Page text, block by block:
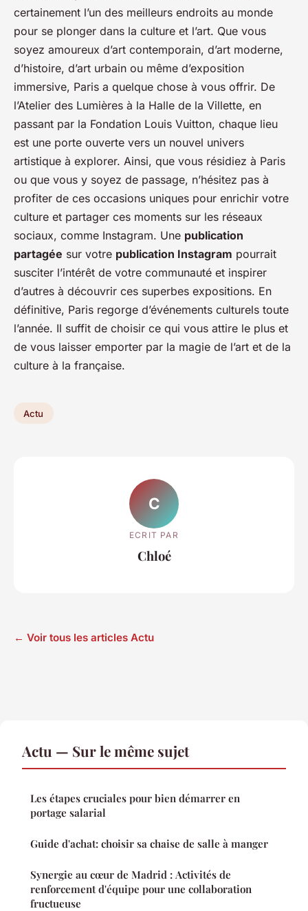
certainement l’un des meilleurs endroits au monde
pour se plonger dans la culture et l’art. Que vous
soyez amoureux d’art contemporain, d’art moderne,
d’histoire, d’art urbain ou même d’exposition
immersive, Paris a quelque chose à vous offrir. De
l’Atelier des Lumières à la Halle de la Villette, en
passant par la Fondation Louis Vuitton, chaque lieu
est une porte ouverte vers un nouvel univers
artistique à explorer. Ainsi, que vous résidiez à Paris
ou que vous y soyez de passage, n’hésitez pas à
profiter de ces occasions uniques pour enrichir votre
culture et partager ces moments sur les réseaux
sociaux, comme Instagram. Une publication
partagée sur votre publication Instagram pourrait
susciter l’intérêt de votre communauté et inspirer
d’autres à découvrir ces superbes expositions. En
définitive, Paris regorge d’événements culturels toute
l’année. Il suffit de choisir ce qui vous attire le plus et
de vous laisser emporter par la magie de l’art et de la
culture à la française.
Actu
C
ECRIT PAR
Chloé
← Voir tous les articles Actu
Actu — Sur le même sujet
Les étapes cruciales pour bien démarrer en
portage salarial
Guide d'achat: choisir sa chaise de salle à manger
Synergie au cœur de Madrid : Activités de
renforcement d'équipe pour une collaboration
fructueuse